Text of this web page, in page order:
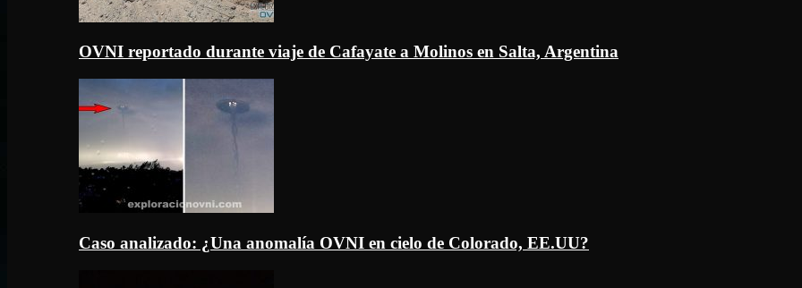
OVNI reportado durante viaje de Cafayate a Molinos en Salta, Argentina
Caso analizado: ¿Una anomalía OVNI en cielo de Colorado, EE.UU?